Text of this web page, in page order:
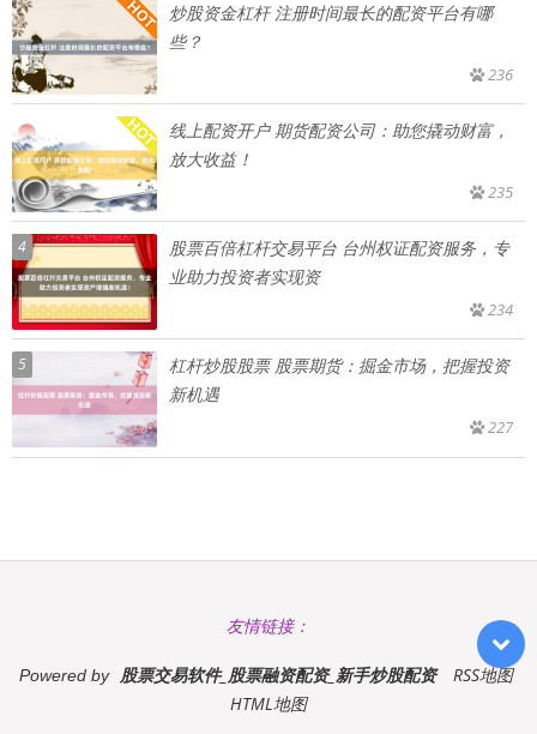
炒股资金杠杆 注册时间最长的配资平台有哪
些？
236
线上配资开户 期货配资公司：助您撬动财富，
放大收益！
235
4
股票百倍杠杆交易平台 台州权证配资服务，专
业助力投资者实现资
234
5
杠杆炒股股票 股票期货：掘金市场，把握投资
新机遇
227
友情链接：
Powered by 股票交易软件_股票融资配资_新手炒股配资
RSS地图
HTML地图